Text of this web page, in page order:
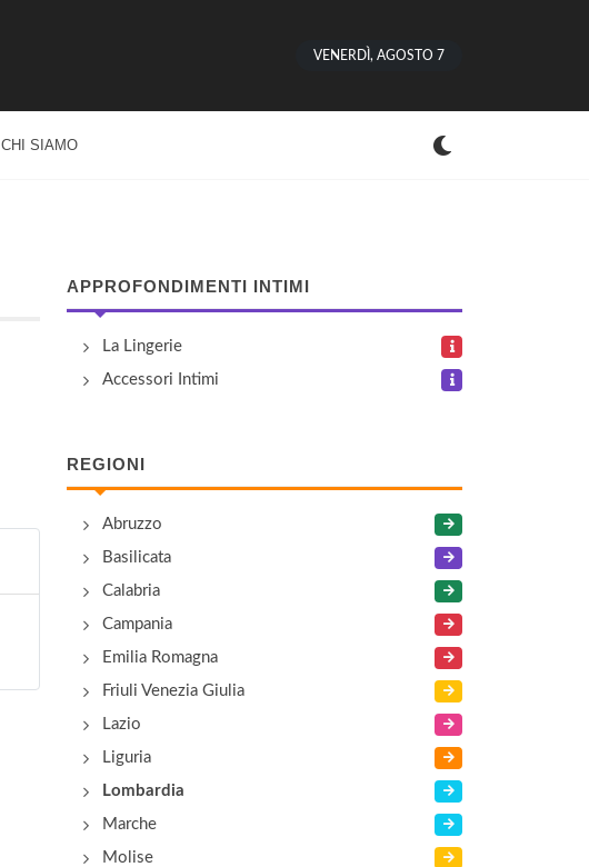
VENERDÌ, AGOSTO 7
CHI SIAMO
APPROFONDIMENTI INTIMI
La Lingerie
Accessori Intimi
REGIONI
Abruzzo
Basilicata
Calabria
Campania
Emilia Romagna
Friuli Venezia Giulia
Lazio
Liguria
Lombardia
Marche
Molise